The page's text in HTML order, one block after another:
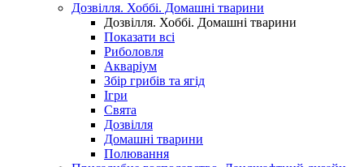
Дозвілля. Хоббі. Домашні тварини
Дозвілля. Хоббі. Домашні тварини
Показати всі
Риболовля
Акваріум
Збір грибів та ягід
Ігри
Свята
Дозвілля
Домашні тварини
Полювання